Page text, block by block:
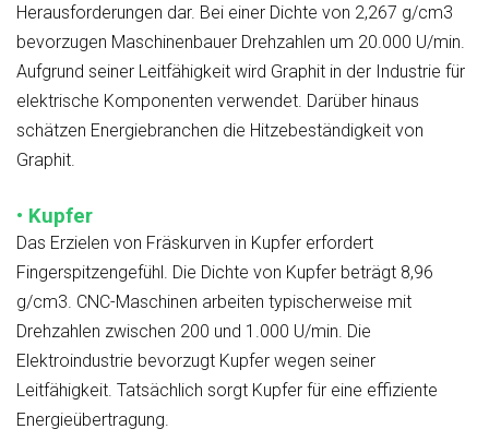
Herausforderungen dar. Bei einer Dichte von 2,267 g/cm3
bevorzugen Maschinenbauer Drehzahlen um 20.000 U/min.
Aufgrund seiner Leitfähigkeit wird Graphit in der Industrie für
elektrische Komponenten verwendet. Darüber hinaus
schätzen Energiebranchen die Hitzebeständigkeit von
Graphit.
• Kupfer
Das Erzielen von Fräskurven in Kupfer erfordert
Fingerspitzengefühl. Die Dichte von Kupfer beträgt 8,96
g/cm3. CNC-Maschinen arbeiten typischerweise mit
Drehzahlen zwischen 200 und 1.000 U/min. Die
Elektroindustrie bevorzugt Kupfer wegen seiner
Leitfähigkeit. Tatsächlich sorgt Kupfer für eine effiziente
Energieübertragung.